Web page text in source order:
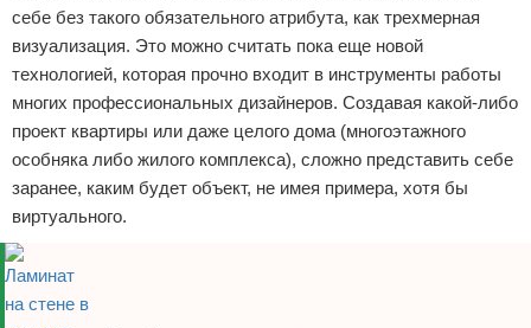
себе без такого обязательного атрибута, как трехмерная
визуализация. Это можно считать пока еще новой
технологией, которая прочно входит в инструменты работы
многих профессиональных дизайнеров. Создавая какой-либо
проект квартиры или даже целого дома (многоэтажного
особняка либо жилого комплекса), сложно представить себе
заранее, каким будет объект, не имея примера, хотя бы
виртуального.